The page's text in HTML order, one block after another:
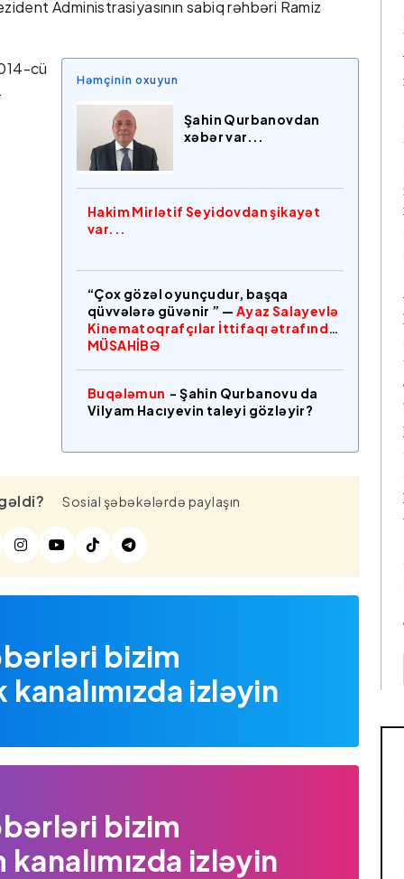
Administrasiyasının sabiq rəhbəri Ramiz
Həmçinin oxuyun
Şahin Qurbanovdan
xəbər var...
Hakim Mirlətif Seyidovdan şikayət
var...
“Çox gözəl oyunçudur, başqa
qüvvələrə güvənir ” — Ayaz Salayevlə
Kinematoqrafçılar İttifaqı ətrafında
MÜSAHİBƏ
Buqələmun - Şahin Qurbanovu da
Vilyam Hacıyevin taleyi gözləyir?
cü
Sosial şəbəkələrdə paylaşın
bizim
izləyin
bizim
izləyin